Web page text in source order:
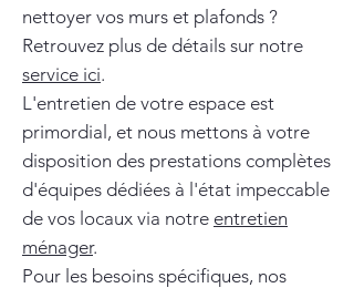
nettoyer vos murs et plafonds ?
Retrouvez plus de détails sur notre
service ici.
L'entretien de votre espace est
primordial, et nous mettons à votre
disposition des prestations complètes
d'équipes dédiées à l'état impeccable
de vos locaux via notre entretien
ménager.
Pour les besoins spécifiques, nos